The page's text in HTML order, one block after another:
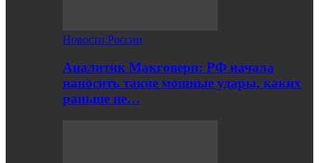
Новости России
Аналитик Макговерн: РФ начала
наносить такие мощные удары, каких
раньше не…